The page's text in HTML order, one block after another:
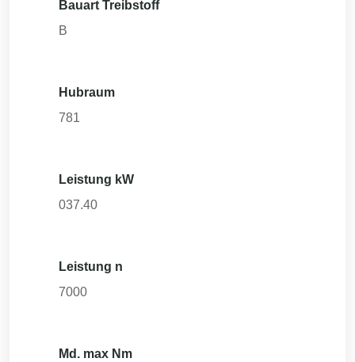
Bauart Treibstoff
B
Hubraum
781
Leistung kW
037.40
Leistung n
7000
Md. max Nm